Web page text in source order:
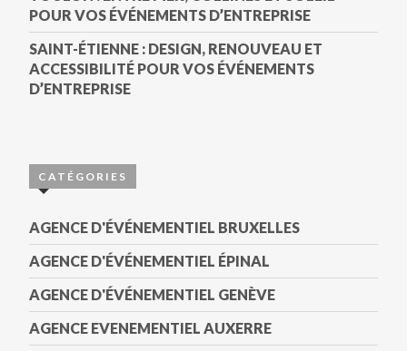
POUR VOS ÉVÉNEMENTS D’ENTREPRISE
SAINT-ÉTIENNE : DESIGN, RENOUVEAU ET
ACCESSIBILITÉ POUR VOS ÉVÉNEMENTS
D’ENTREPRISE
CATÉGORIES
AGENCE D'ÉVÉNEMENTIEL BRUXELLES
AGENCE D'ÉVÉNEMENTIEL ÉPINAL
AGENCE D'ÉVÉNEMENTIEL GENÈVE
AGENCE EVENEMENTIEL AUXERRE